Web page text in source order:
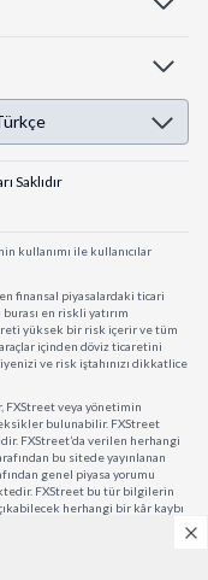
Saklıdır
kullanımı ile kullanıcılar
finansal piyasalardaki ticari
en riskli yatırım
yüksek bir risk içerir ve tüm
içinden döviz ticaretini
ve risk iştahınızı dikkatlice
FXStreet veya yönetimin
bulunabilir. FXStreet
FXStreet’da verilen herhangi
bu sitede yayınlanan
genel piyasa yorumu
FXStreet bu tür bilgilerin
herhangi bir kâr kaybı